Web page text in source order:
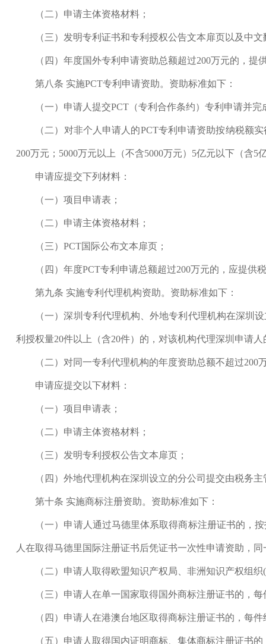
（二）申请主体资格材料；
（三）发明专利证书和专利授权公告文本扉页以及中文
（四）年度国外专利申请资助总额超过200万元的，提
第八条 实施PCT专利申请资助。资助标准如下：
（一）申请人提交PCT（专利合作条约）专利申请并完
（二）对非个人申请人的PCT专利申请资助按纳税额实
200万元；5000万元以上（不含5000万元）5亿元以下（含
申请应提交下列材料：
（一）项目申请表；
（二）申请主体资格材料；
（三）PCT国际公布文本扉页；
（四）年度PCT专利申请总额超过200万元的，应提供
第九条 实施专利代理机构资助。资助标准如下：
（一）深圳专利代理机构、外地专利代理机构在深圳设
利授权量20件以上（含20件）的，对该机构代理深圳申请
（二）对同一专利代理机构的年度资助总额不超过200
申请应提交以下材料：
（一）项目申请表；
（二）申请主体资格材料；
（三）发明专利授权公告文本扉页；
（四）外地代理机构在深圳设立的分公司提交由税务主
第十条 实施商标注册资助。资助标准如下：
（一）申请人通过马德里体系取得商标注册证书的，按
人在取得马德里国际注册证书后凭证书一次性申请资助，
（二）申请人取得欧盟知识产权局、非洲知识产权组织
（三）申请人在单一国家取得国外商标注册证书的，每
（四）申请人在港澳台地区取得商标注册证书的，每件
（五）申请人取得国内证明商标、集体商标注册证书的